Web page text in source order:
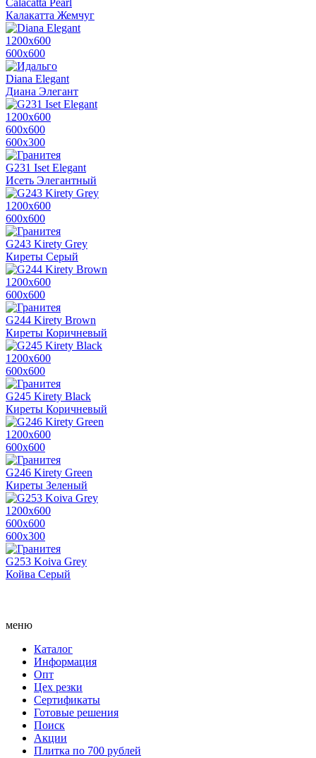
Calacatta Pearl
Калакатта Жемчуг
1200х600
600х600
Diana Elegant
Диана Элегант
1200х600
600х600
600x300
G231 Iset Elegant
Исеть Элегантный
1200х600
600х600
G243 Kirety Grey
Киреты Серый
1200х600
600х600
G244 Kirety Brown
Киреты Коричневый
1200х600
600х600
G245 Kirety Black
Киреты Коричневый
1200х600
600х600
G246 Kirety Green
Киреты Зеленый
1200х600
600х600
600x300
G253 Koiva Grey
Койва Серый
меню
Каталог
Информация
Опт
Цех резки
Сертификаты
Готовые решения
Поиск
Акции
Плитка по 700 рублей